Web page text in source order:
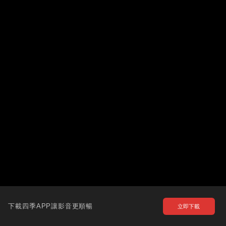
下載四季APP讓影音更順暢 立即下載